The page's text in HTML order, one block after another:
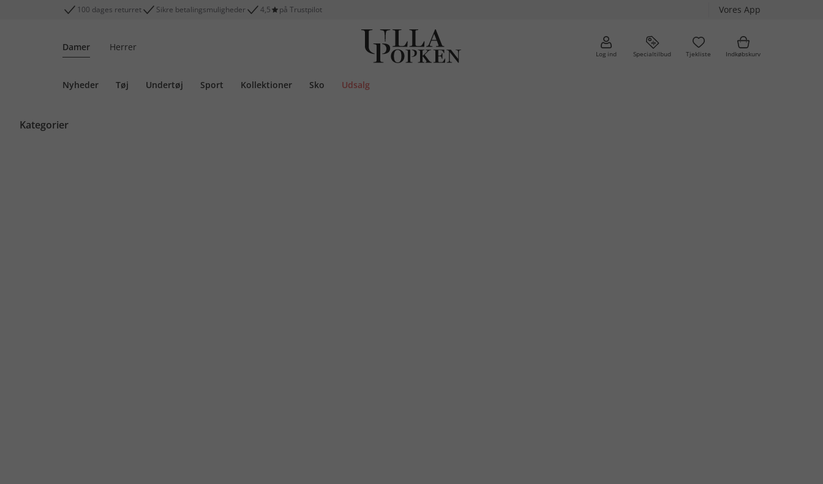
100 dages returret Sikre betalingsmuligheder 4,5 på Trustpilot Vores App
Damer Herrer
Log ind Specialtilbud Tjekliste Indkøbskurv
Nyheder Tøj Undertøj Sport Kollektioner Sko Udsalg
Kategorier